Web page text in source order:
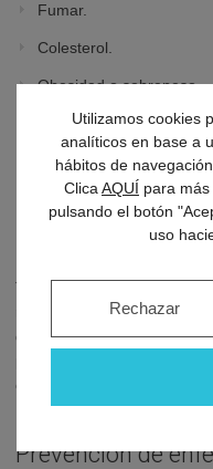
Fumar.
Colesterol.
Obesidad o sobrepeso.
Factores de
Predisposición
También hay otros factores
riesgo de infarto se dobla
género (suele ser más
enfermedades
Prevención de
Utilizamos cookies
analíticos en base a
hábitos de
Clica AQUÍ para
pulsando el botón
uso
Rechazar